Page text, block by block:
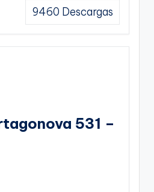
9460 Descargas
531 –